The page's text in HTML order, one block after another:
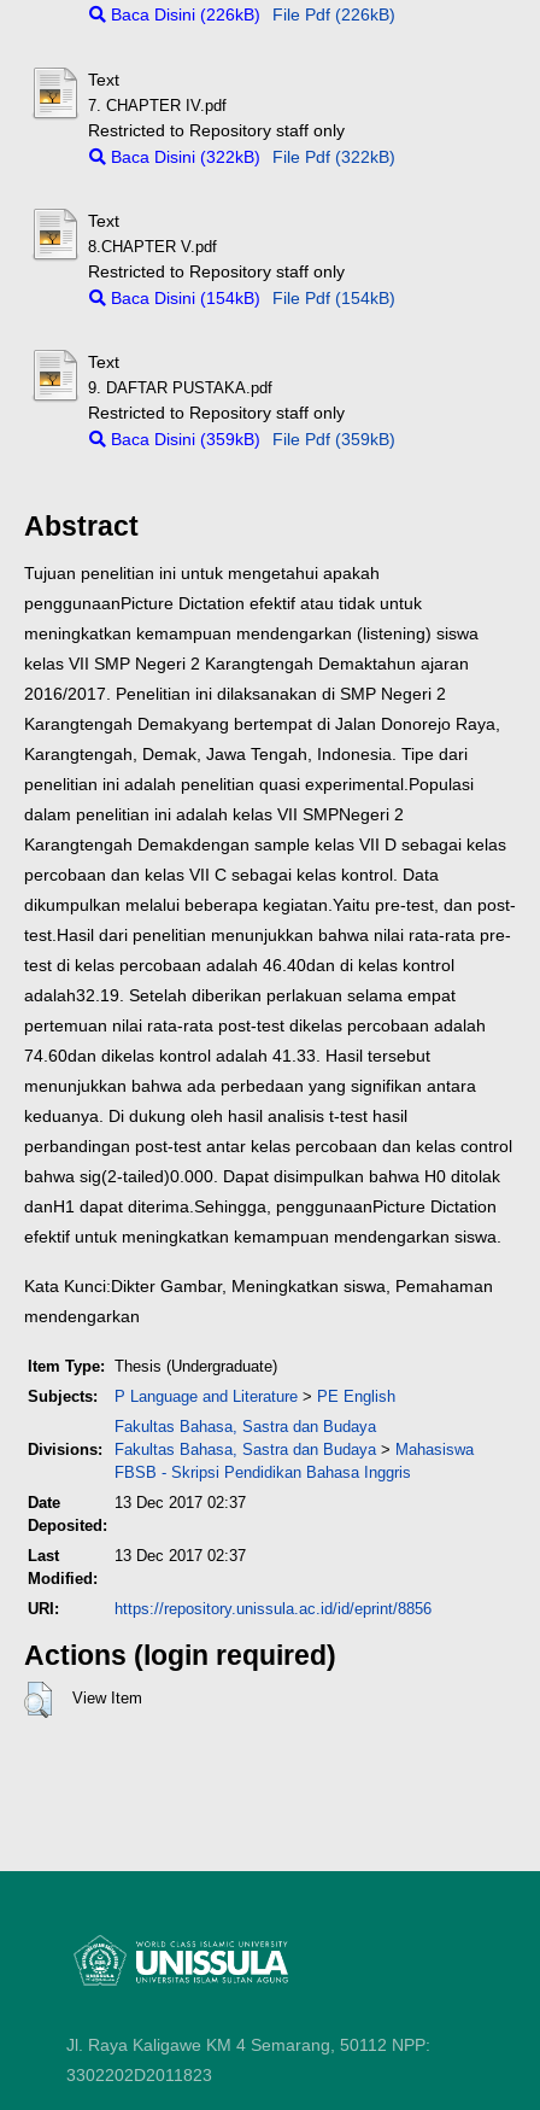
Baca Disini (226kB)
File Pdf (226kB)
Text
7. CHAPTER IV.pdf
Restricted to Repository staff only
Baca Disini (322kB)
File Pdf (322kB)
Text
8.CHAPTER V.pdf
Restricted to Repository staff only
Baca Disini (154kB)
File Pdf (154kB)
Text
9. DAFTAR PUSTAKA.pdf
Restricted to Repository staff only
Baca Disini (359kB)
File Pdf (359kB)
Abstract
Tujuan penelitian ini untuk mengetahui apakah
penggunaanPicture Dictation efektif atau tidak untuk
meningkatkan kemampuan mendengarkan (listening) siswa
kelas VII SMP Negeri 2 Karangtengah Demaktahun ajaran
2016/2017. Penelitian ini dilaksanakan di SMP Negeri 2
Karangtengah Demakyang bertempat di Jalan Donorejo Raya,
Karangtengah, Demak, Jawa Tengah, Indonesia. Tipe dari
penelitian ini adalah penelitian quasi experimental. Populasi
dalam penelitian ini adalah kelas VII SMPNegeri 2
Karangtengah Demakdengan sample kelas VII D sebagai kelas
percobaan dan kelas VII C sebagai kelas kontrol. Data
dikumpulkan melalui beberapa kegiatan.Yaitu pre-test, dan post-
test.Hasil dari penelitian menunjukkan bahwa nilai rata-rata pre-
test di kelas percobaan adalah 46.40dan di kelas kontrol
adalah32.19. Setelah diberikan perlakuan selama empat
pertemuan nilai rata-rata post-test dikelas percobaan adalah
74.60dan dikelas kontrol adalah 41.33. Hasil tersebut
menunjukkan bahwa ada perbedaan yang signifikan antara
keduanya. Di dukung oleh hasil analisis t-test hasil
perbandingan post-test antar kelas percobaan dan kelas control
bahwa sig(2-tailed)0.000. Dapat disimpulkan bahwa H0 ditolak
danH1 dapat diterima.Sehingga, penggunaanPicture Dictation
efektif untuk meningkatkan kemampuan mendengarkan siswa.
Kata Kunci:Dikter Gambar, Meningkatkan siswa, Pemahaman
mendengarkan
Item Type: Thesis (Undergraduate)
Subjects:
P Language and Literature > PE English
Divisions:
Fakultas Bahasa, Sastra dan Budaya
Fakultas Bahasa, Sastra dan Budaya > Mahasiswa
FBSB - Skripsi Pendidikan Bahasa Inggris
Date
Deposited:
13 Dec 2017 02:37
Last
Modified:
13 Dec 2017 02:37
URI: https://repository.unissula.ac.id/id/eprint/8856
Actions (login required)
View Item
Jl. Raya Kaligawe KM 4 Semarang, 50112 NPP:
3302202D2011823